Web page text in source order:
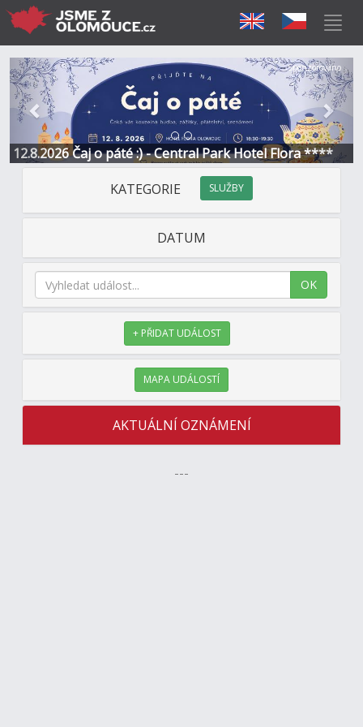
12.8.2026 Čaj o páté :) - Central Park Hotel Flora ****
Předchozí Další
Sponzorováno
KATEGORIE SLUŽBY
DATUM
OK
+ PŘIDAT UDÁLOST
MAPA UDÁLOSTÍ
AKTUÁLNÍ OZNÁMENÍ
---